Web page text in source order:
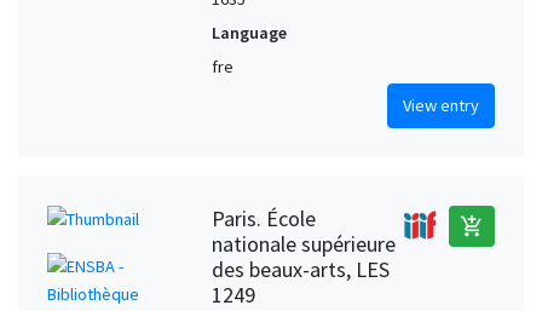
Language
fre
View entry
Paris. École
nationale supérieure
des beaux-arts, LES
1249
add_shopping_cart